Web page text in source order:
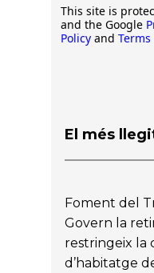
This site is
and the Google
Policy and
El més
Foment del
Govern la
restringeix la
d’habitatge